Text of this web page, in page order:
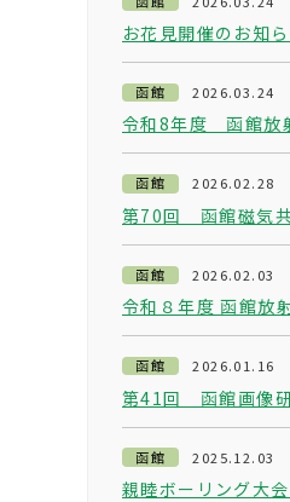
お花見開催のお知ら
函館 2026.03.24
令和8年度 函館放
函館 2026.02.28
第70回 函館磁気共
函館 2026.02.03
令和８年度 函館放
函館 2026.01.16
第41回 函館画像研
函館 2025.12.03
親睦ボーリング大